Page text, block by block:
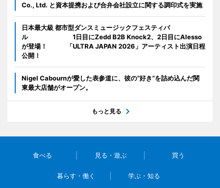
Co., Ltd. と資本提携および合弁会社設立に関する調印式を実施
日本最大級 都市型ダンスミュージックフェスティバ
ル 1日目にZedd B2B Knock2、2日目にAlesso
が登場！ 「ULTRA JAPAN 2026」アーティスト出演日程
公開！
Nigel Cabournが愛した表参道に、彼の“好き”を詰め込んだ関
東最大店舗がオープン。
もっと見る
食べる 見る・遊ぶ 買う
暮らす・働く 学ぶ・知る